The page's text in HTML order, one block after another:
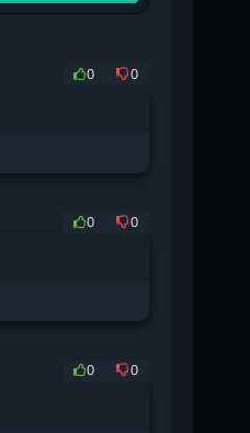
0 0
0 0
0 0